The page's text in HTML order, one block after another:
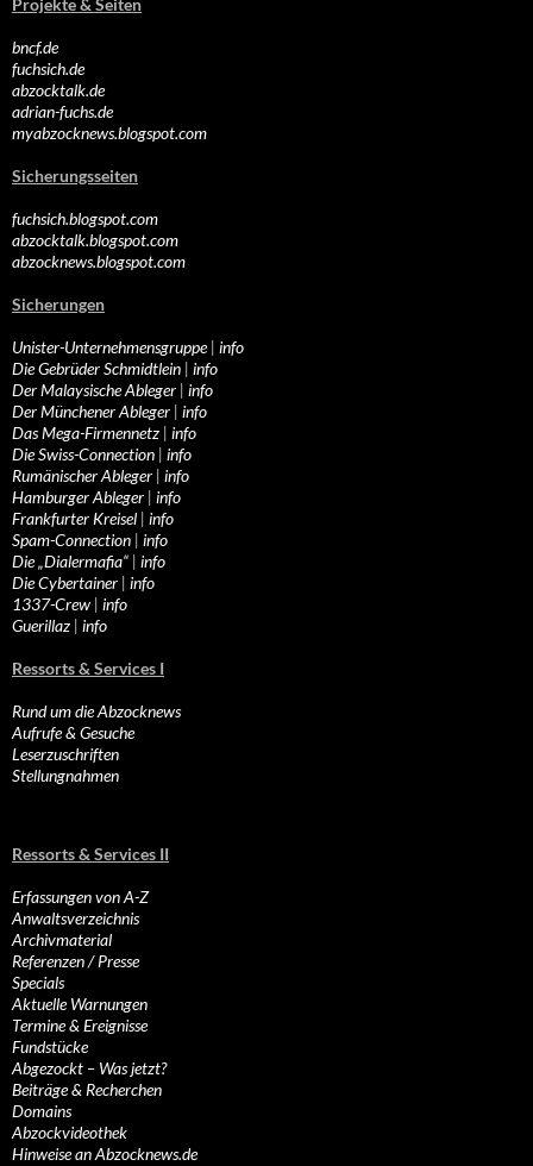
Projekte & Seiten
bncf.de
fuchsich.de
abzocktalk.de
adrian-fuchs.de
myabzocknews.blogspot.com
Sicherungsseiten
fuchsich.blogspot.com
abzocktalk.blogspot.com
abzocknews.blogspot.com
Sicherungen
Unister-Unternehmensgruppe| info
Die Gebrüder Schmidtlein | info
Der Malaysische Ableger | info
Der Münchener Ableger | info
Das Mega-Firmennetz | info
Die Swiss-Connection | info
Rumänischer Ableger | info
Hamburger Ableger | info
Frankfurter Kreisel | info
Spam-Connection | info
Die „Dialermafia“ | info
Die Cybertainer | info
1337-Crew | info
Guerillaz | info
Ressorts & Services I
Rund um die Abzocknews
Aufrufe & Gesuche
Leserzuschriften
Stellungnahmen
Ressorts & Services II
Erfassungen von A-Z
Anwaltsverzeichnis
Archivmaterial
Referenzen / Presse
Specials
Aktuelle Warnungen
Termine & Ereignisse
Fundstücke
Abgezockt – Was jetzt?
Beiträge & Recherchen
Domains
Abzockvideothek
Hinweise an Abzocknews.de